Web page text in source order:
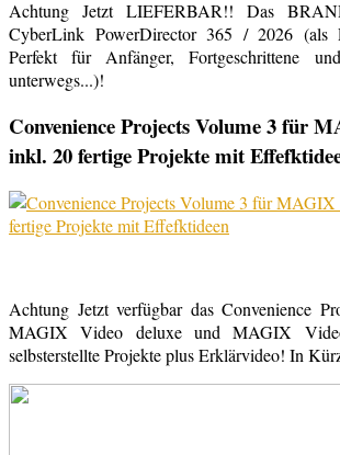
Achtung Jetzt LIEFERBAR!! Das
CyberLink PowerDirector 365 / 2026 (als
Perfekt für Anfänger, Fortgeschrittene
unterwegs...)!
Convenience Projects Volume 3 für
inkl. 20 fertige Projekte mit
Achtung Jetzt verfügbar das Convenience
MAGIX Video deluxe und MAGIX
selbsterstellte Projekte plus Erklärvideo! In